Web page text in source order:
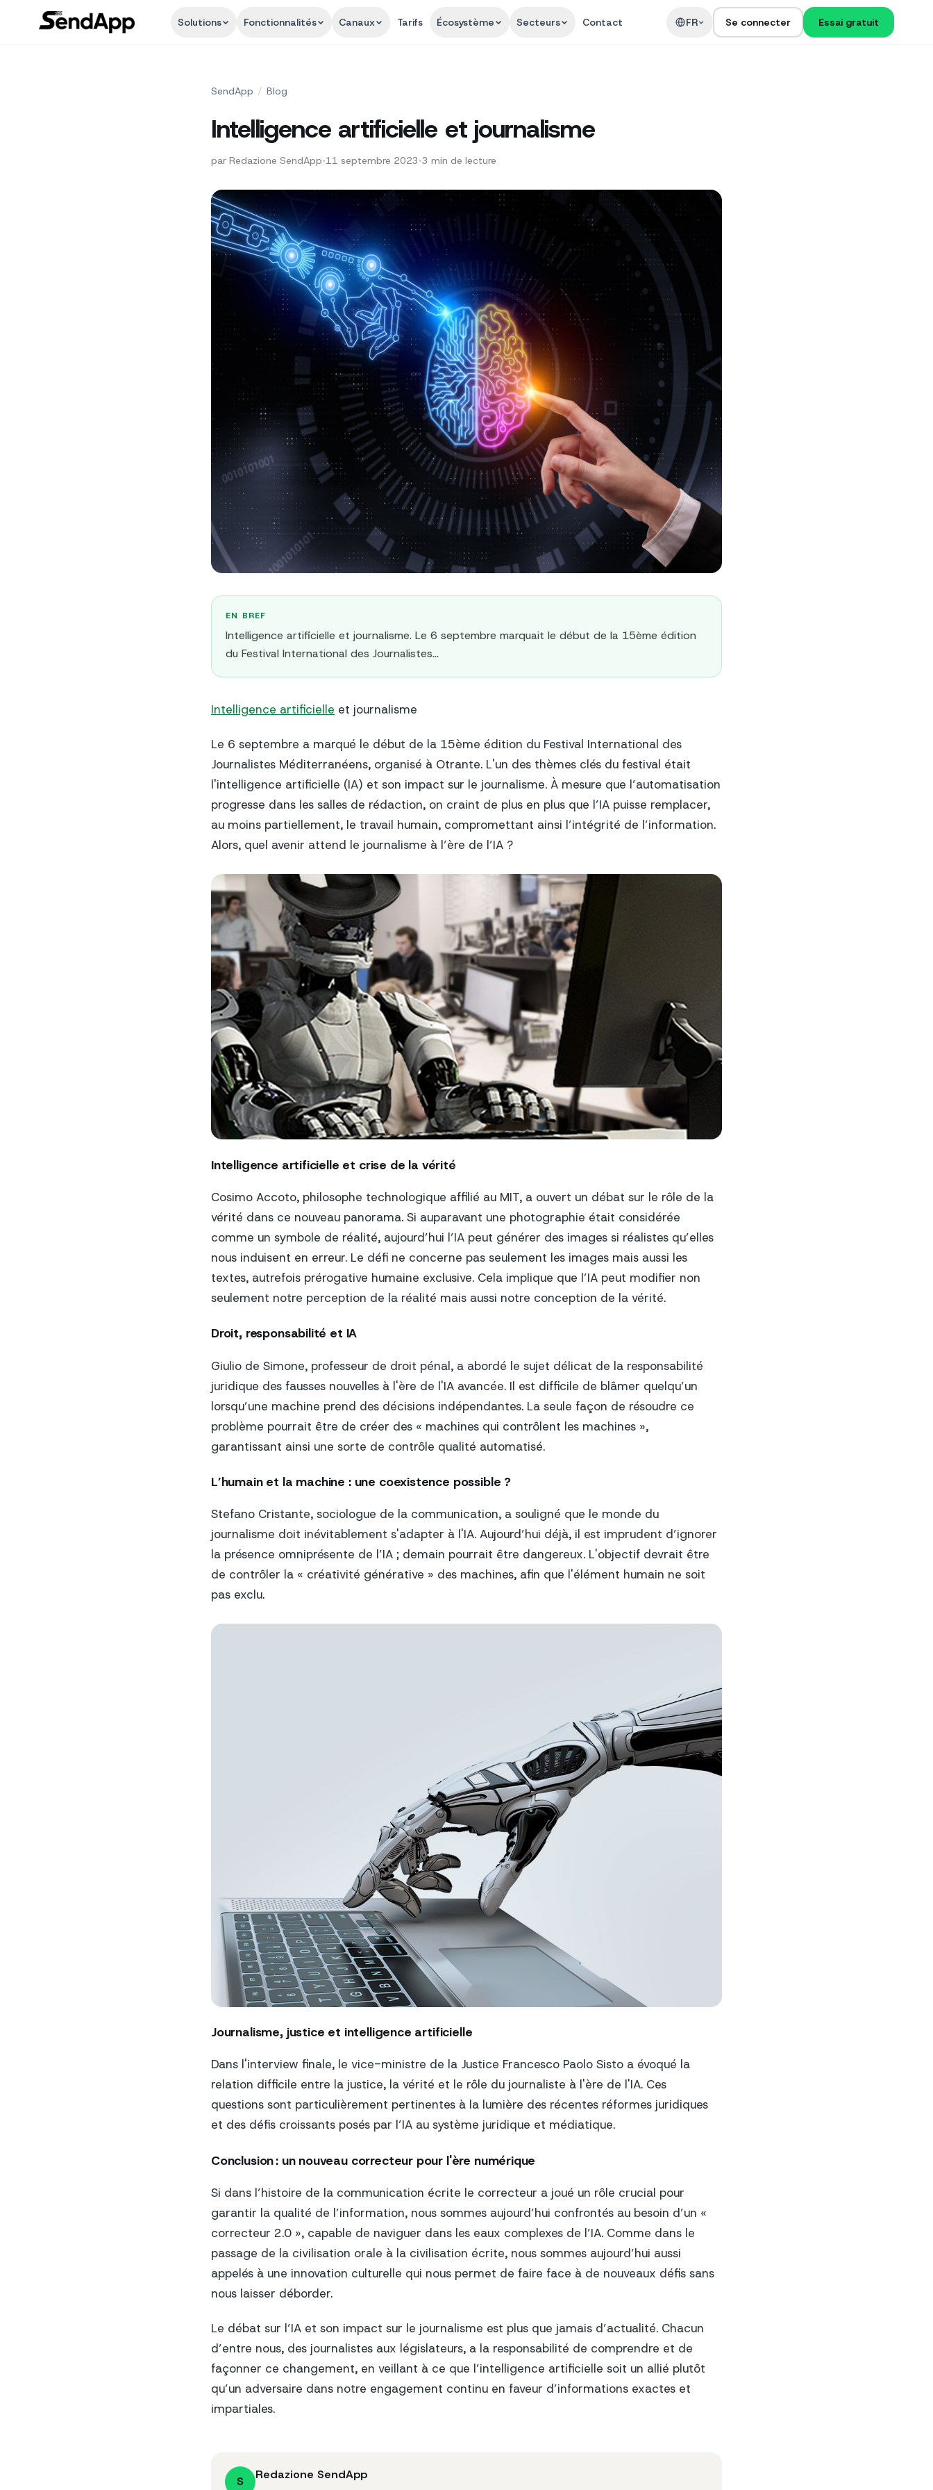
Solutions Fonctionnalités Canaux Tarifs Écosystème Secteurs Contact FR Se connecter Essai gratuit
SendApp / Blog
Intelligence artificielle et journalisme
par Redazione SendApp•11 septembre 2023•3 min de lecture
EN BREF
Intelligence artificielle et journalisme. Le 6 septembre marquait le début de la 15ème édition
du Festival International des Journalistes...
Intelligence artificielle et journalisme
Le 6 septembre a marqué le début de la 15ème édition du Festival International des
Journalistes Méditerranéens, organisé à Otrante. L'un des thèmes clés du festival était
l'intelligence artificielle (IA) et son impact sur le journalisme. À mesure que l’automatisation
progresse dans les salles de rédaction, on craint de plus en plus que l’IA puisse remplacer,
au moins partiellement, le travail humain, compromettant ainsi l’intégrité de l’information.
Alors, quel avenir attend le journalisme à l’ère de l’IA ?
Intelligence artificielle et crise de la vérité
Cosimo Accoto, philosophe technologique affilié au MIT, a ouvert un débat sur le rôle de la
vérité dans ce nouveau panorama. Si auparavant une photographie était considérée
comme un symbole de réalité, aujourd’hui l’IA peut générer des images si réalistes qu’elles
nous induisent en erreur. Le défi ne concerne pas seulement les images mais aussi les
textes, autrefois prérogative humaine exclusive. Cela implique que l’IA peut modifier non
seulement notre perception de la réalité mais aussi notre conception de la vérité.
Droit, responsabilité et IA
Giulio de Simone, professeur de droit pénal, a abordé le sujet délicat de la responsabilité
juridique des fausses nouvelles à l'ère de l'IA avancée. Il est difficile de blâmer quelqu’un
lorsqu’une machine prend des décisions indépendantes. La seule façon de résoudre ce
problème pourrait être de créer des « machines qui contrôlent les machines »,
garantissant ainsi une sorte de contrôle qualité automatisé.
L’humain et la machine : une coexistence possible ?
Stefano Cristante, sociologue de la communication, a souligné que le monde du
journalisme doit inévitablement s'adapter à l'IA. Aujourd’hui déjà, il est imprudent d’ignorer
la présence omniprésente de l’IA ; demain pourrait être dangereux. L'objectif devrait être
de contrôler la « créativité générative » des machines, afin que l'élément humain ne soit
pas exclu.
Journalisme, justice et intelligence artificielle
Dans l'interview finale, le vice-ministre de la Justice Francesco Paolo Sisto a évoqué la
relation difficile entre la justice, la vérité et le rôle du journaliste à l'ère de l'IA. Ces
questions sont particulièrement pertinentes à la lumière des récentes réformes juridiques
et des défis croissants posés par l’IA au système juridique et médiatique.
Conclusion : un nouveau correcteur pour l'ère numérique
Si dans l’histoire de la communication écrite le correcteur a joué un rôle crucial pour
garantir la qualité de l’information, nous sommes aujourd’hui confrontés au besoin d’un «
correcteur 2.0 », capable de naviguer dans les eaux complexes de l’IA. Comme dans le
passage de la civilisation orale à la civilisation écrite, nous sommes aujourd’hui aussi
appelés à une innovation culturelle qui nous permet de faire face à de nouveaux défis sans
nous laisser déborder.
Le débat sur l’IA et son impact sur le journalisme est plus que jamais d’actualité. Chacun
d’entre nous, des journalistes aux législateurs, a la responsabilité de comprendre et de
façonner ce changement, en veillant à ce que l’intelligence artificielle soit un allié plutôt
qu’un adversaire dans notre engagement continu en faveur d’informations exactes et
impartiales.
S Redazione SendApp